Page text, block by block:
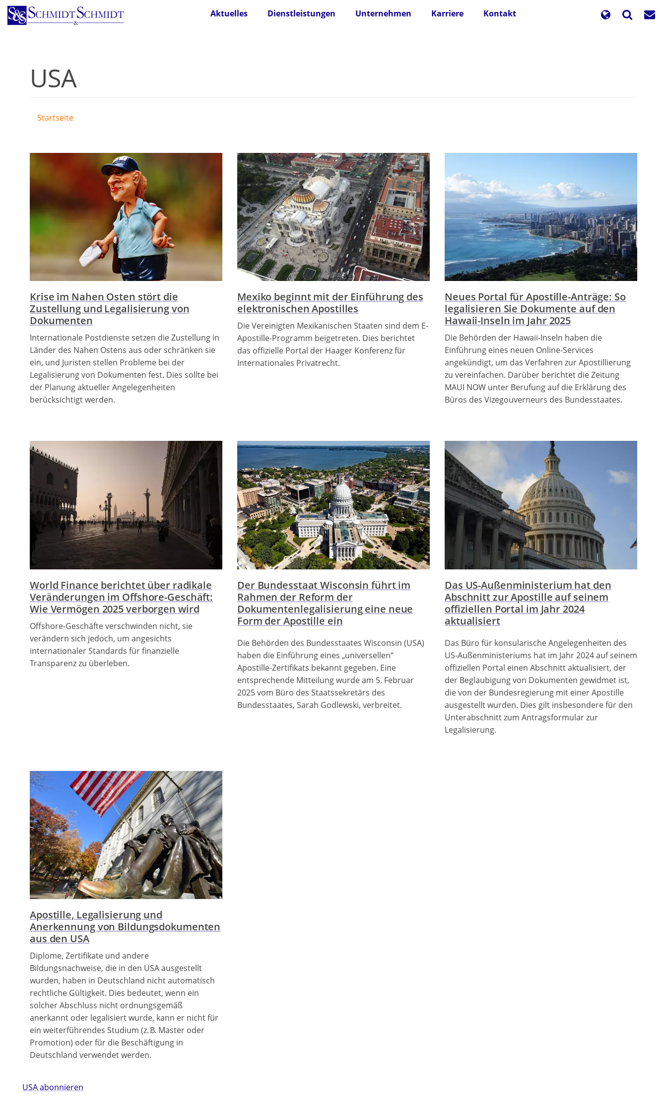
Direkt
zum
Aktuelles Dienstleistungen Unternehmen Karriere Kontakt
USA
Startseite
Krise im Nahen Osten stört die
Zustellung und Legalisierung von
Dokumenten
Internationale Postdienste setzen die Zustellung in
Länder des Nahen Ostens aus oder schränken sie
ein, und Juristen stellen Probleme bei der
Legalisierung von Dokumenten fest. Dies sollte bei
der Planung aktueller Angelegenheiten
berücksichtigt werden.
Mexiko beginnt mit der Einführung des
elektronischen Apostilles
Die Vereinigten Mexikanischen Staaten sind dem E-
Apostille-Programm beigetreten. Dies berichtet
das offizielle Portal der Haager Konferenz für
Internationales Privatrecht.
Neues Portal für Apostille-Anträge: So
legalisieren Sie Dokumente auf den
Hawaii-Inseln im Jahr 2025
Die Behörden der Hawaii-Inseln haben die
Einführung eines neuen Online-Services
angekündigt, um das Verfahren zur Apostillierung
zu vereinfachen. Darüber berichtet die Zeitung
MAUI NOW unter Berufung auf die Erklärung des
Büros des Vizegouverneurs des Bundesstaates.
World Finance berichtet über radikale
Veränderungen im Offshore-Geschäft:
Wie Vermögen 2025 verborgen wird
Offshore-Geschäfte verschwinden nicht, sie
verändern sich jedoch, um angesichts
internationaler Standards für finanzielle
Transparenz zu überleben.
Der Bundesstaat Wisconsin führt im
Rahmen der Reform der
Dokumentenlegalisierung eine neue
Form der Apostille ein
Die Behörden des Bundesstaates Wisconsin (USA)
haben die Einführung eines „universellen“
Apostille-Zertifikats bekannt gegeben. Eine
entsprechende Mitteilung wurde am 5. Februar
2025 vom Büro des Staatssekretärs des
Bundesstaates, Sarah Godlewski, verbreitet.
Das US-Außenministerium hat den
Abschnitt zur Apostille auf seinem
offiziellen Portal im Jahr 2024
aktualisiert
Das Büro für konsularische Angelegenheiten des
US-Außenministeriums hat im Jahr 2024 auf seinem
offiziellen Portal einen Abschnitt aktualisiert, der
der Beglaubigung von Dokumenten gewidmet ist,
die von der Bundesregierung mit einer Apostille
ausgestellt wurden. Dies gilt insbesondere für den
Unterabschnitt zum Antragsformular zur
Legalisierung.
Apostille, Legalisierung und
Anerkennung von Bildungsdokumenten
aus den USA
Diplome, Zertifikate und andere
Bildungsnachweise, die in den USA ausgestellt
wurden, haben in Deutschland nicht automatisch
rechtliche Gültigkeit. Dies bedeutet, wenn ein
solcher Abschluss nicht ordnungsgemäß
anerkannt oder legalisiert wurde, kann er nicht für
ein weiterführendes Studium (z. B. Master oder
Promotion) oder für die Beschäftigung in
Deutschland verwendet werden.
USA abonnieren